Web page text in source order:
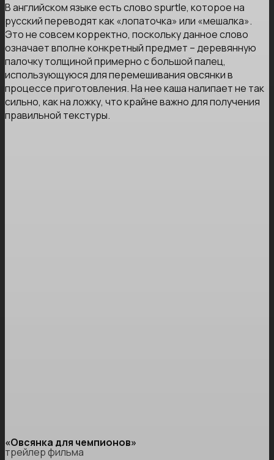
В английском языке есть слово spurtle, которое на
русский переводят как «лопаточка» или «мешалка».
Это не совсем корректно, поскольку данное слово
означает вполне конкретный предмет – деревянную
палочку толщиной примерно с большой палец,
использующуюся для перемешивания овсянки в
процессе приготовления. На нее каша налипает не так
сильно, как на ложку, что крайне важно для получения
правильной текстуры.
«Овсянка для чемпионов»
трейлер фильма